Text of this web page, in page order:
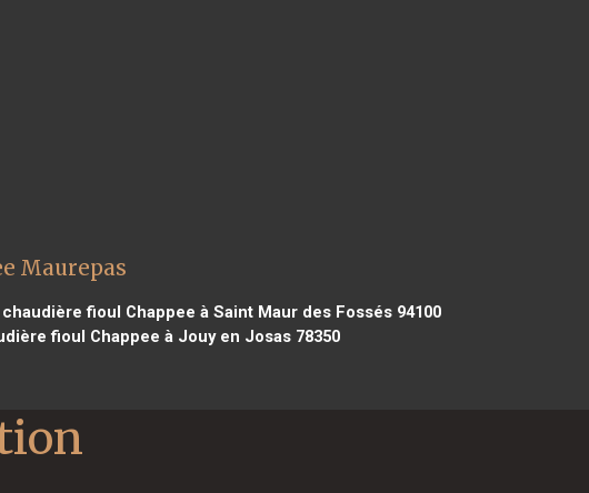
Maurepas
fioul Chappee à Saint Maur des Fossés 94100
fioul Chappee à Jouy en Josas 78350